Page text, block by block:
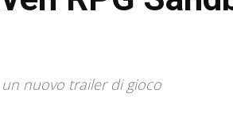
nuovo trailer di gioco